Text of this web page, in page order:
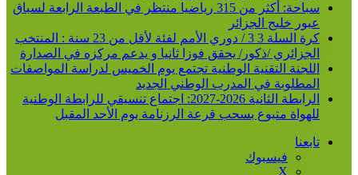
سباحة: أكثر من 315 رياضيا منتظر في الطبعة الرابعة لسباق
عبور خليج الجزائر
كرة السلة 3 3 / دوري الأمم لفئة لأقل من 23 سنة : المنتخب
الجزائري /ذكور/ يحقق فوزا ثانيا و يدعم مركزه في الصدارة
اللجنة التقنية الوطنية تجتمع يوم الخميس لدراسة المواصفات
المطلوبة في المدرب الوطني الجديد
الرابطة الثانية 2026-2027: اجتماع تنسيقي للرابطة الوطنية
للهواة متبوع بسحب قرعة الرزنامة يوم الأحد المقبل
تابعنا
فيسبوك
‫X